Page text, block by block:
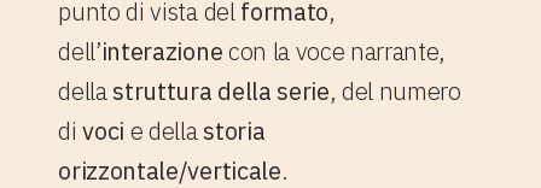
punto di vista delformato,
dell’interazionecon la voce narrante,
dellastruttura della serie, del numero
divoci e dellastoria
orizzontale/verticale.